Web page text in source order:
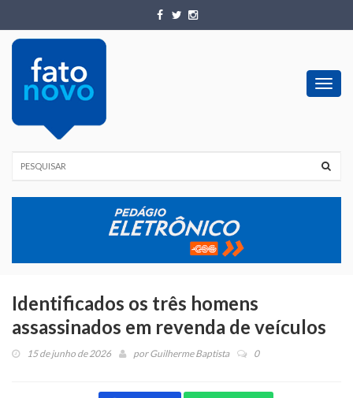
Identificados os três homens
assassinados em revenda de veículos
15 de junho de 2026 porGuilherme Baptista 0